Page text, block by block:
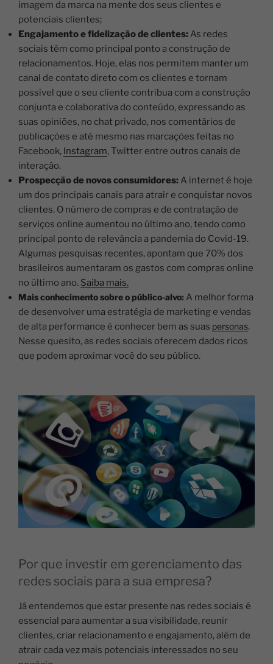
imagem da marca na mente dos seus clientes e
potenciais clientes;
Engajamento e fidelização de clientes: As redes
sociais têm como principal ponto a construção de
relacionamentos. Hoje, elas nos permitem manter um
canal de contato direto com os clientes e tornam
possível que o seu cliente contribua com a construção
conjunta e colaborativa do conteúdo, expressando as
suas opiniões, no chat privado, nos comentários de
publicações e até mesmo nas marcações feitas no
Facebook, Instagram, Twitter entre outros canais de
interação.
Prospecção de novos consumidores: A internet é hoje
um dos principais canais para atrair e conquistar novos
clientes. O número de compras e de contratação de
serviços online aumentou no último ano, tendo como
principal ponto de relevância a pandemia do Covid-19.
Algumas pesquisas recentes, apontam que 70% dos
brasileiros aumentaram os gastos com compras online
no último ano. Saiba mais.
Mais conhecimento sobre o público-alvo: A melhor forma
de desenvolver uma estratégia de marketing e vendas
de alta performance é conhecer bem as suas personas.
Nesse quesito, as redes sociais oferecem dados ricos
que podem aproximar você do seu público.
Por que investir em gerenciamento das
redes sociais para a sua empresa?
Já entendemos que estar presente nas redes sociais é
essencial para aumentar a sua visibilidade, reunir
clientes, criar relacionamento e engajamento, além de
atrair cada vez mais potenciais interessados no seu